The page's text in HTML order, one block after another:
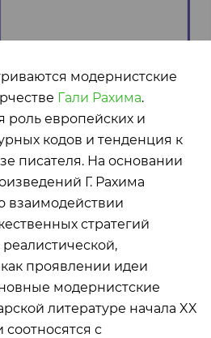
модернистские
Гали Рахима.
роль европейских и
кодов и тенденция к
писателя. На основании
Г. Рахима
взаимодействии
стратегий
проявлении идеи
модернистские
литературе начала XX
соотносятся с